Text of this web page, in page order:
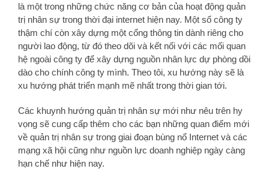
là một trong những chức năng cơ bản của hoạt động quản
trị nhân sự trong thời đại internet hiện nay. Một số công ty
thậm chí còn xây dựng một cổng thông tin dành riêng cho
người lao động, từ đó theo dõi và kết nối với các mối quan
hệ ngoài công ty để xây dựng nguồn nhân lực dự phòng dồi
dào cho chính công ty mình. Theo tôi, xu hướng này sẽ là
xu hướng phát triển mạnh mẽ nhất trong thời gian tới.
Các khuynh hướng quản trị nhân sự mới như nêu trên hy
vọng sẽ cung cấp thêm cho các bạn những quan điểm mới
về quản trị nhân sự trong giai đoạn bùng nổ Internet và các
mạng xã hội cũng như nguồn lực doanh nghiệp ngày càng
hạn chế như hiện nay.